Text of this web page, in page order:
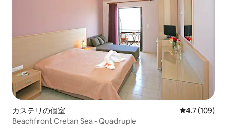
カステリの個室 レビュー109
4.7 (109)
Beachfront Cretan Sea - Quadruple